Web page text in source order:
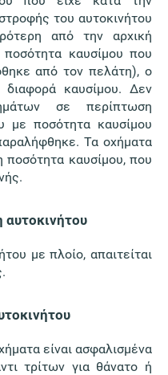
του αυτοκινήτου
από την αρχική
καυσίμου που
από τον πελάτη), ο
καυσίμου. Δεν
σε περίπτωση
με ποσότητα καυσίμου
Τα οχήματα
ποσότητα καυσίμου, που
αυτοκινήτου
με πλοίο, απαιτείται
είναι ασφαλισμένα
τρίτων για θάνατο ή